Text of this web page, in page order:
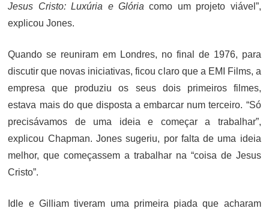
Jesus Cristo: Luxúria e Glória como um projeto viável”,
explicou Jones.
Quando se reuniram em Londres, no final de 1976, para
discutir que novas iniciativas, ficou claro que a EMI Films, a
empresa que produziu os seus dois primeiros filmes,
estava mais do que disposta a embarcar num terceiro. “Só
precisávamos de uma ideia e começar a trabalhar”,
explicou Chapman. Jones sugeriu, por falta de uma ideia
melhor, que começassem a trabalhar na “coisa de Jesus
Cristo”.
Idle e Gilliam tiveram uma primeira piada que acharam